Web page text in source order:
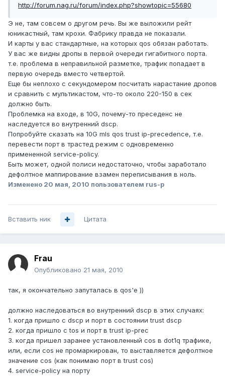
http://forum.nag.ru/forum/index.php?showtopic=55680
Э не, там совсем о другом речь. Вы же выложили рейт
юникастный, там крохи. Фабрику правда не показали.
И карты у вас стандартные, на которых qos обязан работать.
У вас же видны дропы в первой очереди гигабитного порта.
т.е. проблема в неправильной разметке, трафик попадает в
первую очередь вместо четвертой.
Еще бы неплохо с секундомером посчитать нарастание дропов
и сравнить с мультикастом, что-то около 220-150 в сек
должно быть.
Проблемка на входе, в 10G, почему-то преседенс не
наследуется во внутренний dscp.
Попробуйте сказать на 10G mls qos trust ip-precedence, т.е.
перевести порт в трастед режим с одновременно
примененной service-policy.
Быть может, одной полиси недостаточно, чтобы заработало
дефолтное маппирование взамен переписывания в ноль.
Изменено 20 мая, 2010 пользователем rus-p
Вставить ник Цитата
Frau
Опубликовано 21 мая, 2010
так, я окончательно запуталась в qos'е ))
должно наследоваться во внутренний dscp в этих случаях:
1. когда пришло с dscp и порт в состоянии trust dscp
2. когда пришло с tos и порт в trust ip-prec
3. когда пришел заранее установленный cos в dot1q трафике,
или, если cos не промаркирован, то выставляется дефолтное
значение cos (как понимаю порт в trust cos)
4. service-policy на порту